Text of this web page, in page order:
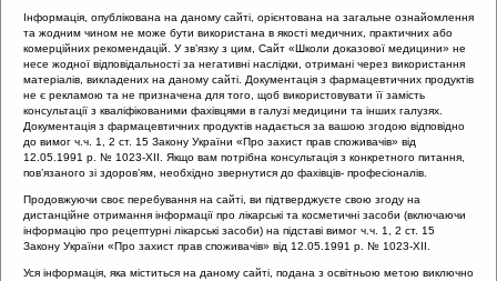
Головна Проведені заходи Ви питаєте - ми відповідаємо
Ви питаєте - ми відповідаємо
Рубрика:
Інформація, опублікована на даному сайті, орієнтована на загальне ознайомлення
та жодним чином не може бути використана в якості медичних, практичних або
комерційних рекомендацій. У зв’язку з цим, Сайт «Школи доказової медицини» не
несе жодної відповідальності за негативні наслідки, отримані через використання
матеріалів, викладених на даному сайті. Документація з фармацевтичних продуктів
не є рекламою та не призначена для того, щоб використовувати її замість
консультації з кваліфікованими фахівцями в галузі медицини та інших галузях.
Документація з фармацевтичних продуктів надається за вашою згодою відповідно
до вимог ч.ч. 1, 2 ст. 15 Закону України «Про захист прав споживачів» від
12.05.1991 р. № 1023-XII. Якщо вам потрібна консультація з конкретного питання,
пов’язаного зі здоров’ям, необхідно звернутися до фахівців- професіоналів.
Продовжуючи своє перебування на сайті, ви підтверджуєте свою згоду на
дистанційне отримання інформації про лікарські та косметичні засоби (включаючи
інформацію про рецептурні лікарські засоби) на підставі вимог ч.ч. 1, 2 ст. 15
Закону України «Про захист прав споживачів» від 12.05.1991 р. № 1023-XII.
Уся інформація, яка міститься на даному сайті, подана з освітньою метою виключно